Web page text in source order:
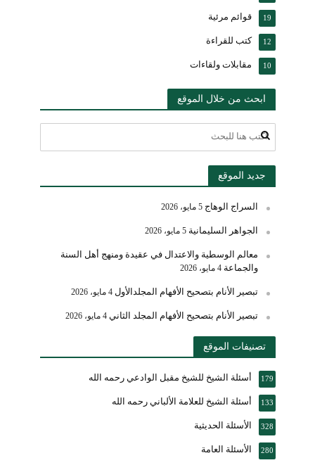
قوائم مرئية 19
كتب للقراءة 12
مقابلات ولقاءات 10
ابحث من خلال الموقع
جديد الموقع
السراج الوهاج 5 مايو، 2026
الجواهر السليمانية 5 مايو، 2026
معالم الوسطية والاعتدال في عقيدة ومنهج أهل السنة
والجماعة 4 مايو، 2026
تبصير الأنام بتصحيح الأفهام المجلدالأول 4 مايو، 2026
تبصير الأنام بتصحيح الأفهام المجلد الثاني 4 مايو، 2026
تصنيفات الموقع
أسئلة الشيخ للشيخ مقبل الوادعي رحمه الله 179
أسئلة الشيخ للعلامة الألباني رحمه الله 133
الأسئلة الحديثية 328
الأسئلة العامة 280